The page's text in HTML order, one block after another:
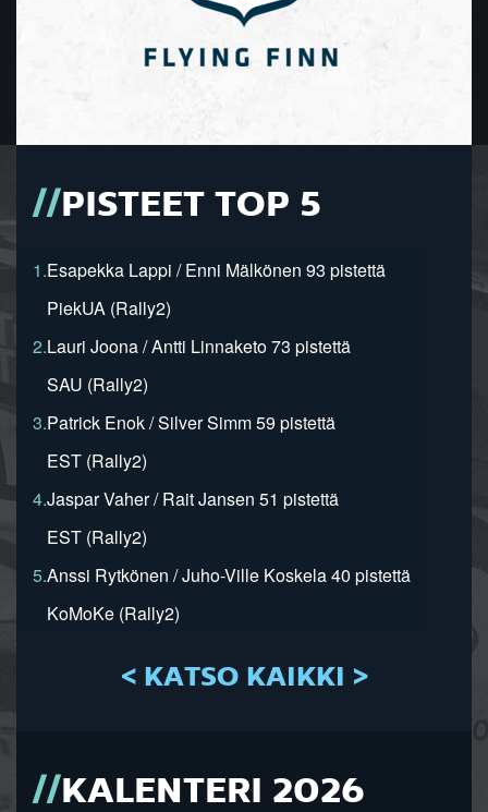
PISTEET TOP 5
1.Esapekka Lappi / Enni Mälkönen 93 pistettä
PiekUA (Rally2)
2.Lauri Joona / Antti Linnaketo 73 pistettä
SAU (Rally2)
3.Patrick Enok / Silver Simm 59 pistettä
EST (Rally2)
4.Jaspar Vaher / Rait Jansen 51 pistettä
EST (Rally2)
5.Anssi Rytkönen / Juho-Ville Koskela 40 pistettä
KoMoKe (Rally2)
< KATSO KAIKKI >
KALENTERI 2026